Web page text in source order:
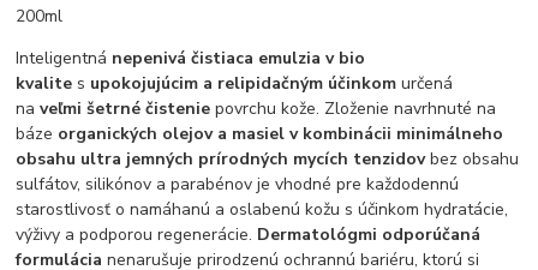
200ml
Inteligentná nepenivá čistiaca emulzia v bio
kvalite s upokojujúcim a relipidačným účinkom určená
naveľmi šetrné čistenie povrchu kože. Zloženie navrhnuté na
báze organických olejov a masiel v kombinácii minimálneho
obsahu ultra jemných prírodných mycích tenzidovbez obsahu
sulfátov, silikónov a parabénov je vhodné pre každodennú
starostlivosť o namáhanú a oslabenú kožu s účinkom hydratácie,
výživy a podporou regenerácie. Dermatológmi odporúčaná
formulácia nenarušuje prirodzenú ochrannú bariéru, ktorú si